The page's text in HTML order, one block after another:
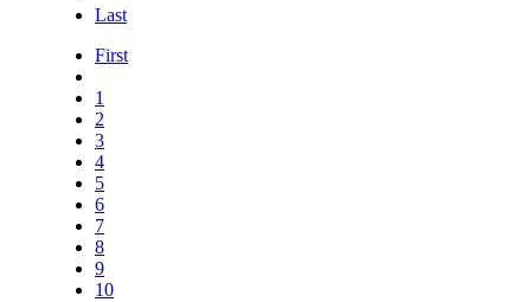
Last
First
1
2
3
4
5
6
7
8
9
10